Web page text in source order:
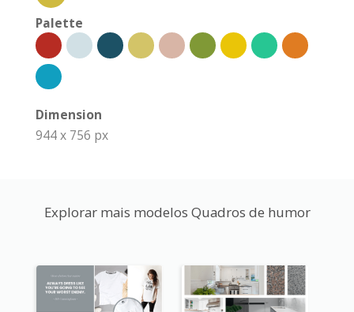
Palette
Dimension
944 x 756 px
Explorar mais modelos Quadros de humor